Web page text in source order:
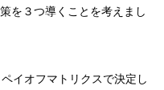
を３つ導くことを考えまし
イオフマトリクスで決定し